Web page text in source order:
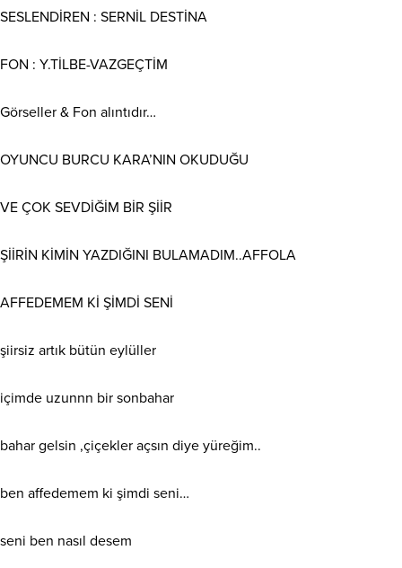
SESLENDİREN : SERNİL DESTİNA
FON : Y.TİLBE-VAZGEÇTİM
Görseller & Fon alıntıdır…
OYUNCU BURCU KARA’NIN OKUDUĞU
VE ÇOK SEVDİĞİM BİR ŞİİR
ŞİİRİN KİMİN YAZDIĞINI BULAMADIM..AFFOLA
AFFEDEMEM Kİ ŞİMDİ SENİ
şiirsiz artık bütün eylüller
içimde uzunnn bir sonbahar
bahar gelsin ,çiçekler açsın diye yüreğim..
ben affedemem ki şimdi seni…
seni ben nasıl desem